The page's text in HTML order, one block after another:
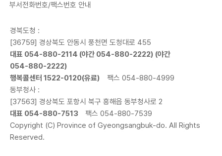
부서전화번호/팩스번호 안내
경북도청 :
[36759] 경상북도 안동시 풍천면 도청대로 455
대표 054-880-2114 (야간 054-880-2222) (야간
054-880-2222)
행복콜센터 1522-0120(유료)
팩스 054-880-4999
동부청사 :
[37563] 경상북도 포항시 북구 흥해읍 동부청사로 2
대표 054-880-7513
팩스 054-880-7539
Copyright (C) Province of Gyeongsangbuk-do. All Rights
Reserved.